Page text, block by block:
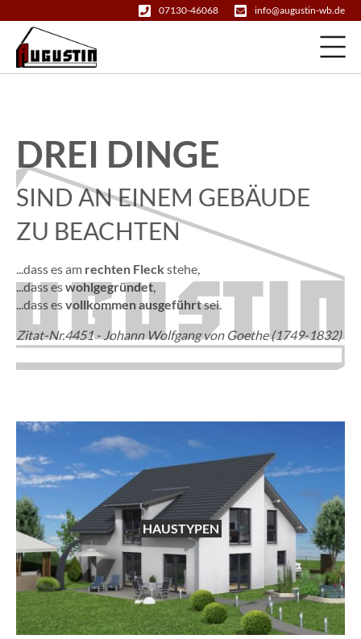
07130-46068 info@augustin-wb.de
DREI DINGE
SIND AN EINEM GEBÄUDE
ZU BEACHTEN
...dass es am rechten Fleckstehe,
...dass eswohlgegründet,
...dass esvollkommen ausgeführtsei.
Zitat-Nr.4451 - Johann Wolfgang von Goethe (1749-1832)
HAUSTYPEN